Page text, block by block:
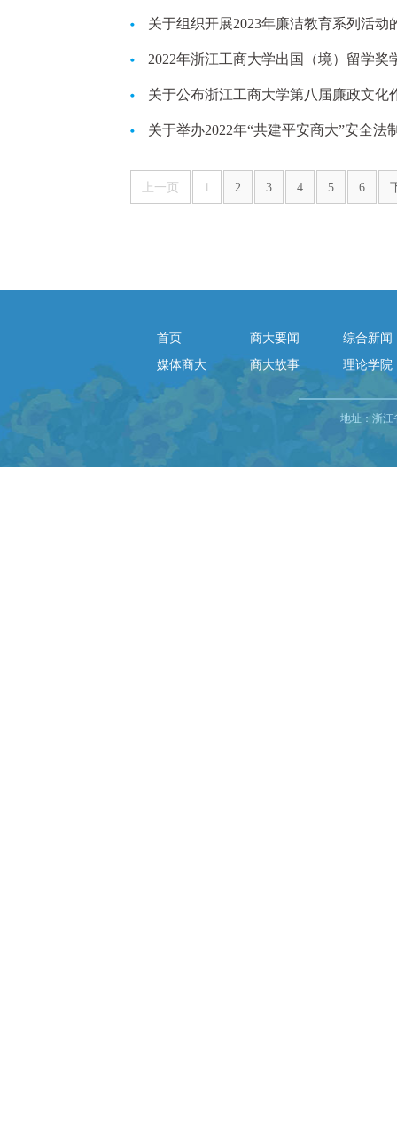
关于组织开展2023年廉洁教育系列活动
2022年浙江工商大学出国（境）留学奖
关于公布浙江工商大学第八届廉政文化
关于举办2022年“共建平安商大”安全法
上一页 1 2 3 4 5 6
首页 商大要闻
综合新闻
媒体商大
商大故事 理论学院
地址：浙